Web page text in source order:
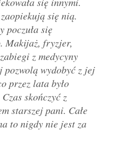
się nią.
poczuła się
Makijaż, fryzjer,
z medycyny
pozwolą wydobyć z jej
przez lata było
skończyć z
starszej pani. Całe
to nigdy nie jest za